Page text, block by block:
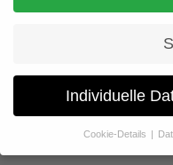
Individuelle
Cookie-Details